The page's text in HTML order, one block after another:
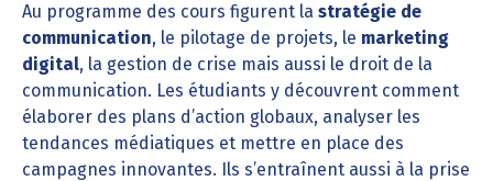
Au programme des cours figurent la stratégie de
communication, le pilotage de projets, le marketing
digital, la gestion de crise mais aussi le droit de la
communication. Les étudiants y découvrent comment
élaborer des plans d’action globaux, analyser les
tendances médiatiques et mettre en place des
campagnes innovantes. Ils s’entraînent aussi à la prise